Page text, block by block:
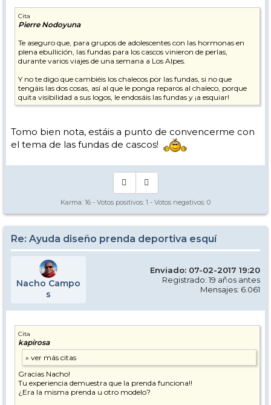
Cita
Pierre Nodoyuna
Te aseguro que, para grupos de adolescentes con las hormonas en
plena ebullición, las fundas para los cascos vinieron de perlas,
durante varios viajes de una semana a Los Alpes.
Y no te digo que cambiéis los chalecos por las fundas, si no que
tengáis las dos cosas, así al que le ponga reparos al chaleco, porque
quita visibilidad a sus logos, le endosáis las fundas y ¡a esquiar!
Tomo bien nota, estáis a punto de convencerme con
el tema de las fundas de cascos!
Karma: 16 - Votos positivos: 1 - Votos negativos: 0
Re: Ayuda diseño prenda deportiva esquí
Nacho Campo
s
Enviado: 07-02-2017 19:20
Registrado: 19 años antes
Mensajes: 6.061
Cita
kapirosa
Gracias Nacho!
Tu experiencia demuestra que la prenda funciona!!
¿Era la misma prenda u otro modelo?